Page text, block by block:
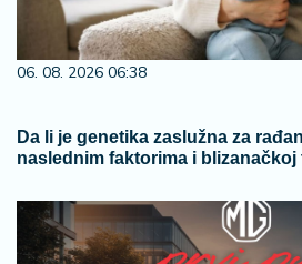
06. 08. 2026 06:38
Da li je genetika zaslužna za
naslednim faktorima i